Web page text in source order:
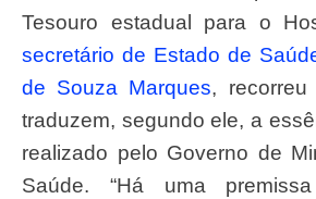
Tesouro estadual para o
secretário de Estado de
de Souza Marques,
traduzem, segundo ele, a
realizado pelo Governo de
Saúde. “Há uma